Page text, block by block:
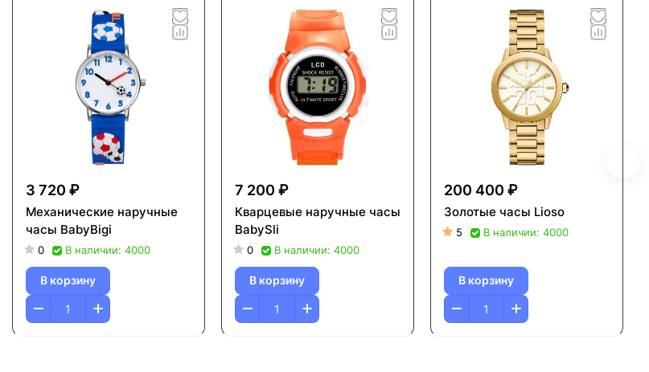
3 720 ₽
Механические наручные
часы BabyBigi
0 В наличии: 4000
В корзину
7 200 ₽
Кварцевые наручные часы
BabySli
0 В наличии: 4000
В корзину
200 400 ₽
Золотые часы Lioso
5 В наличии: 4000
В корзину